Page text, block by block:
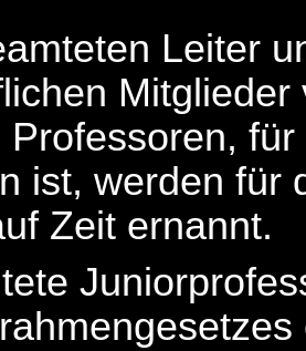
Leiter
Professoren,
ist, werden für
Zeit ernannt.